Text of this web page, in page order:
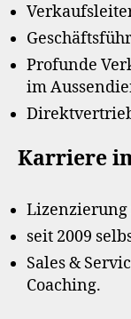
Profunde
im
Karriere
Lizenzierung
seit 2009
Sales &
Coaching.